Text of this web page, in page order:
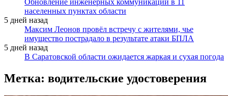
населенных пунктах области
5 дней назад
Максим Леонов провёл встречу с жителями, чье
имущество пострадало в результате атаки БПЛА
5 дней назад
В Саратовской области ожидается жаркая и сухая погода
Метка: водительские удостоверения